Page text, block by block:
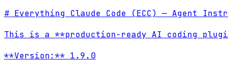
# Everything Claude Code (ECC) — Agent
This is a **production-ready AI coding
**Version:** 1.9.0